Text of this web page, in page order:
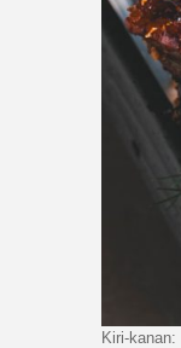
Kiri-